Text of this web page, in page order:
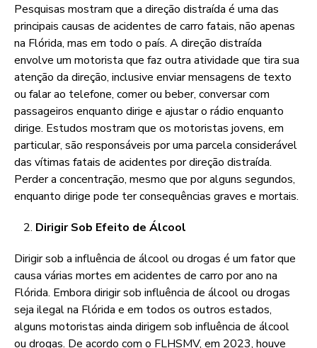
Pesquisas mostram que a direção distraída é uma das
principais causas de acidentes de carro fatais, não apenas
na Flórida, mas em todo o país. A direção distraída
envolve um motorista que faz outra atividade que tira sua
atenção da direção, inclusive enviar mensagens de texto
ou falar ao telefone, comer ou beber, conversar com
passageiros enquanto dirige e ajustar o rádio enquanto
dirige. Estudos mostram que os motoristas jovens, em
particular, são responsáveis por uma parcela considerável
das vítimas fatais de acidentes por direção distraída.
Perder a concentração, mesmo que por alguns segundos,
enquanto dirige pode ter consequências graves e mortais.
Dirigir Sob Efeito de Álcool
Dirigir sob a influência de álcool ou drogas é um fator que
causa várias mortes em acidentes de carro por ano na
Flórida. Embora dirigir sob influência de álcool ou drogas
seja ilegal na Flórida e em todos os outros estados,
alguns motoristas ainda dirigem sob influência de álcool
ou drogas. De acordo com o FLHSMV, em 2023, houve